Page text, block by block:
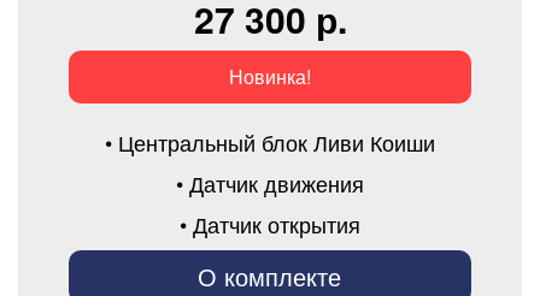
27 300 р.
Новинка!
• Центральный блок Ливи Коиши
• Датчик движения
• Датчик открытия
О комплекте